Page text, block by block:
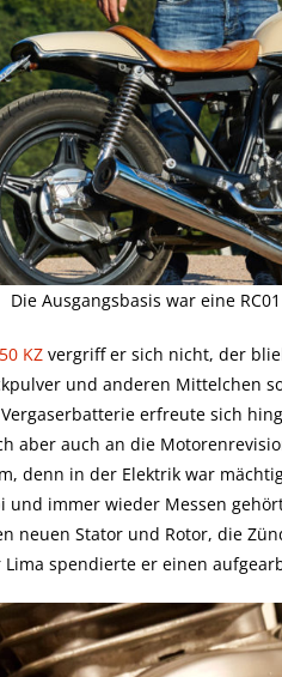
Die Ausgangsbasis war eine
KZ vergriff er sich nicht, der
und anderen Mittelchen
erfreute sich
aber auch an die
denn in der Elektrik war
und immer wieder Messen
neuen Stator und Rotor, die
spendierte er einen